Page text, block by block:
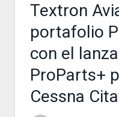
Textron
portafolio
con el
ProParts+
Cessna